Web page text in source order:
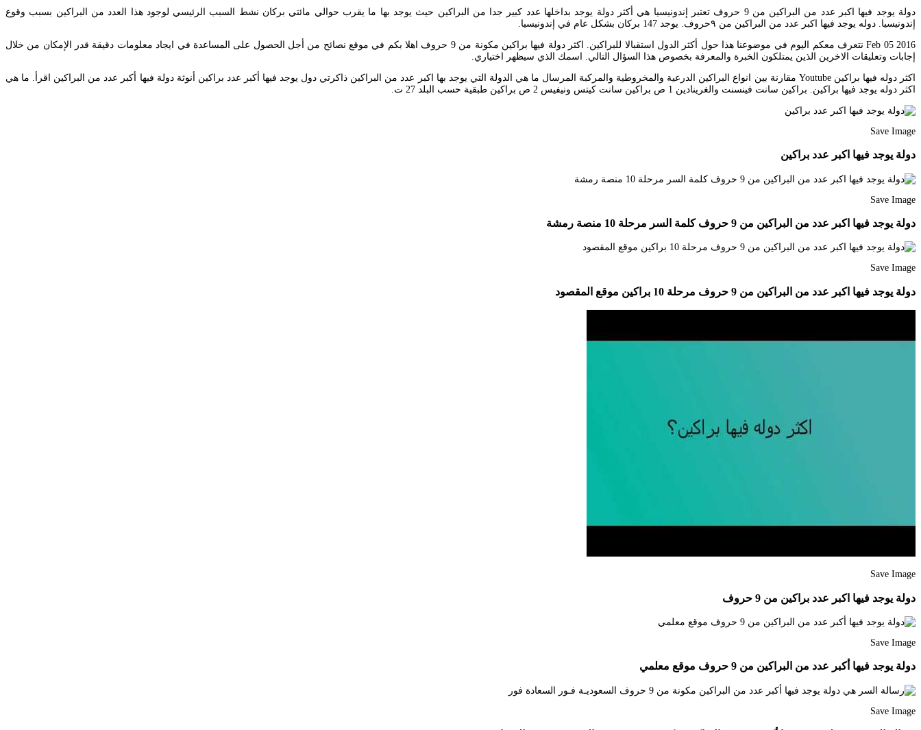
دولة يوجد فيها اكبر عدد من البراكين من 9 حروف تعتبر إندونيسيا هي أكثر دولة يوجد بداخلها عدد كبير جدا من البراكين حيث يوجد بها ما يقرب حوالي مائتي بركان نشط السبب الرئيسي لوجود هذا العدد من البراكين بسبب وقوع
إندونيسيا. دوله يوجد فيها اكبر عدد من البراكين من ٩حروف. يوجد 147 بركان بشكل عام في إندونيسيا.
Feb 05 2016 نتعرف معكم اليوم في موضوعنا هذا حول أكثر الدول استقبالا للبراكين. اكثر دولة فيها براكين مكونة من 9 حروف اهلا بكم في موقع نصائح من أجل الحصول على المساعدة في ايجاد معلومات دقيقة قدر الإمكان من خلال
إجابات وتعليقات الاخرين الذين يمتلكون الخبرة والمعرفة بخصوص هذا السؤال التالي. اسمك الذي سيظهر اختياري.
اكثر دوله فيها براكين Youtube مقارنة بين انواع البراكين الدرعية والمخروطية والمركبة المرسال ما هي الدولة التي يوجد بها اكبر عدد من البراكين ذاكرتي دول يوجد فيها أكبر عدد براكين أنوثة دولة فيها أكبر عدد من البراكين اقرأ. ما هي
اكثر دوله يوجد فيها براكين. براكين سانت فينسنت والغرينادين 1 ص براكين سانت كيتس ونيفيس 2 ص براكين طبقية حسب البلد 27 ت.
Save Image
دولة يوجد فيها اكبر عدد براكين
Save Image
دولة يوجد فيها اكبر عدد من البراكين من 9 حروف كلمة السر مرحلة 10 منصة رمشة
Save Image
دولة يوجد فيها اكبر عدد من البراكين من 9 حروف مرحلة 10 براكين موقع المقصود
Save Image
دولة يوجد فيها اكبر عدد براكين من 9 حروف
Save Image
دولة يوجد فيها أكبر عدد من البراكين من 9 حروف موقع معلمي
Save Image